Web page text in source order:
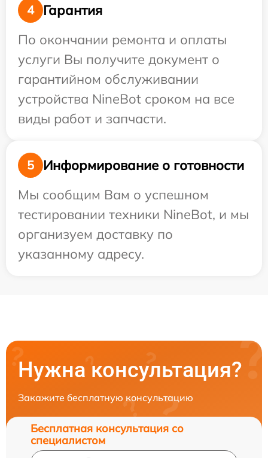
4
Гарантия
По окончании ремонта и оплаты
услуги Вы получите документ о
гарантийном обслуживании
устройства NineBot сроком на все
виды работ и запчасти.
5
Информирование о готовности
Мы сообщим Вам о успешном
тестировании техники NineBot, и мы
организуем доставку по
указанному адресу.
Нужна консультация?
Закажите бесплатную консультацию
Бесплатная консультация со
специалистом